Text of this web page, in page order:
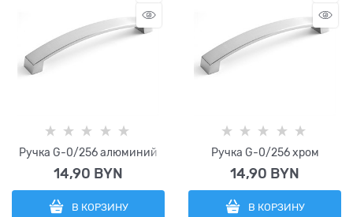
Ручка G-0/256 алюминий
14,90 BYN
В КОРЗИНУ
Ручка G-0/256 хром
14,90 BYN
В КОРЗИНУ